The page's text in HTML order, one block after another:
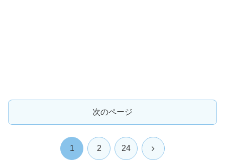
次のページ
1 2 24 次